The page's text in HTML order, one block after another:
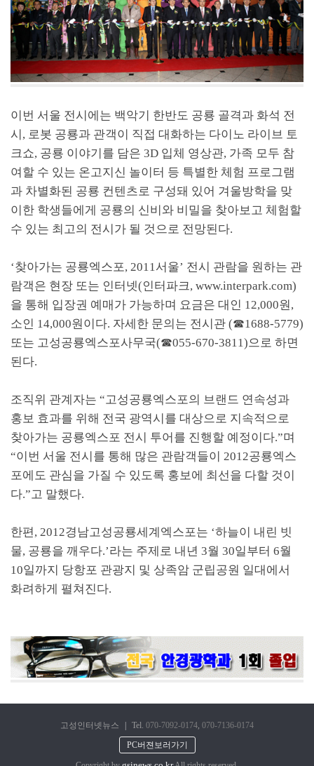
이번 서울 전시에는 백악기 한반도 공룡 골격과 화석 전
시, 로봇 공룡과 관객이 직접 대화하는 다이노 라이브 토
크쇼, 공룡 이야기를 담은 3D 입체 영상관, 가족 모두 참
여할 수 있는 온고지신 놀이터 등 특별한 체험 프로그램
과 차별화된 공룡 컨텐츠로 구성돼 있어 겨울방학을 맞
이한 학생들에게 공룡의 신비와 비밀을 찾아보고 체험할
수 있는 최고의 전시가 될 것으로 전망된다.
‘찾아가는 공룡엑스포, 2011서울’ 전시 관람을 원하는 관
람객은 현장 또는 인터넷(인터파크, www.interpark.com)
을 통해 입장권 예매가 가능하며 요금은 대인 12,000원,
소인 14,000원이다. 자세한 문의는 전시관 (☎1688-5779)
또는 고성공룡엑스포사무국(☎055-670-3811)으로 하면
된다.
조직위 관계자는 “고성공룡엑스포의 브랜드 연속성과
홍보 효과를 위해 전국 광역시를 대상으로 지속적으로
찾아가는 공룡엑스포 전시 투어를 진행할 예정이다.”며
“이번 서울 전시를 통해 많은 관람객들이 2012공룡엑스
포에도 관심을 가질 수 있도록 홍보에 최선을 다할 것이
다.”고 말했다.
한편, 2012경남고성공룡세계엑스포는 ‘하늘이 내린 빗
물, 공룡을 깨우다.’라는 주제로 내년 3월 30일부터 6월
10일까지 당항포 관광지 및 상족암 군립공원 일대에서
화려하게 펼쳐진다.
고성인터넷뉴스 Tel. 070-7092-0174, 070-7136-0174
PC버젼보러가기